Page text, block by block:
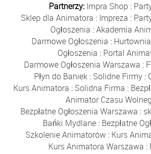
Partnerzy: Impra Shop :
Sklep dla Animatora : Impreza :
Ogłoszenia :Akademia
Darmowe Ogłoszenia :
Ogłoszenia : Portal
Darmowe Ogłoszenia Warszawa :
Płyn do Baniek: Solidne Firmy:
Kurs Animatora : Solidna Firma :
Animator Czasu
Bezpłatne Ogłoszenia Warszawa :
Bańki Mydlane: Bezpłatne
Szkolenie Animatorów: Kurs
Kurs Animatora Warszawa :